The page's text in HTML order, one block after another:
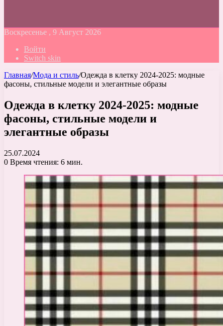
Воскресенье , 9 Август 2026
Войти
Switch skin
Главная/Мода и стиль/Одежда в клетку 2024-2025: модные
фасоны, стильные модели и элегантные образы
Одежда в клетку 2024-2025: модные
фасоны, стильные модели и
элегантные образы
25.07.2024
0 Время чтения: 6 мин.